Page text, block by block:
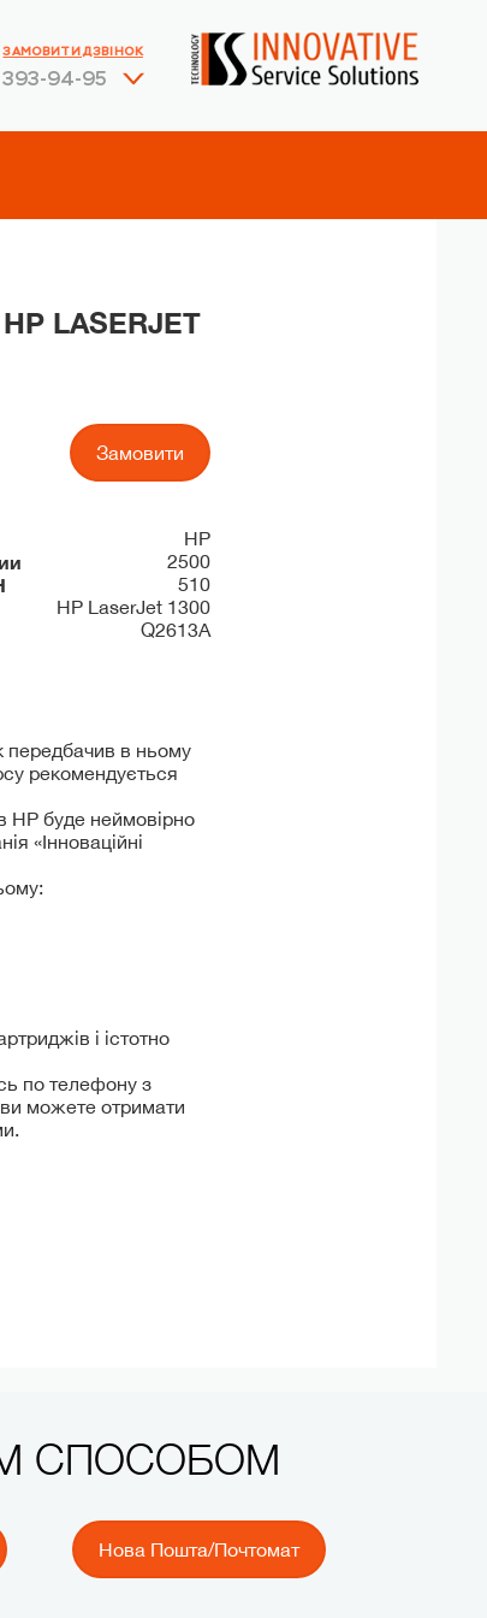
94-95
ЗАМОВИТИ ДЗВІНОК
LASERJET
Замовити
HP
2500
510
HP LaserJet 1300
Q2613A
передбачив в ньому
рекомендується
HP буде неймовірно
«Інноваційні
і істотно
по телефону з
можете отримати
СПОСОБОМ
Нова Пошта/Почтомат